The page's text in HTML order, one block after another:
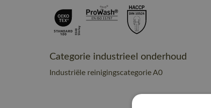
Categorie industrieel onderhoud
Industriële reinigingscategorie A0